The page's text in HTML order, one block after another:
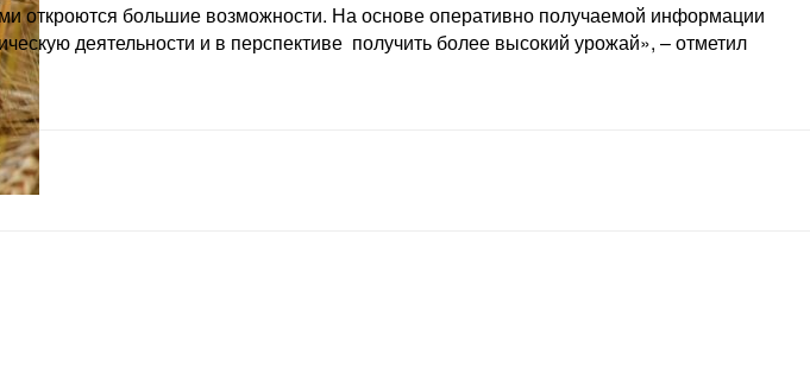
откроются большие возможности. На основе оперативно получаемой информации
деятельности и в перспективе получить более высокий урожай», – отметил